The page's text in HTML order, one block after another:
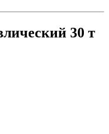
30 т